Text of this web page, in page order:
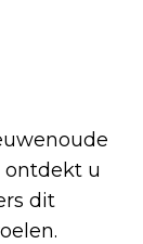
ontdekt u
dit